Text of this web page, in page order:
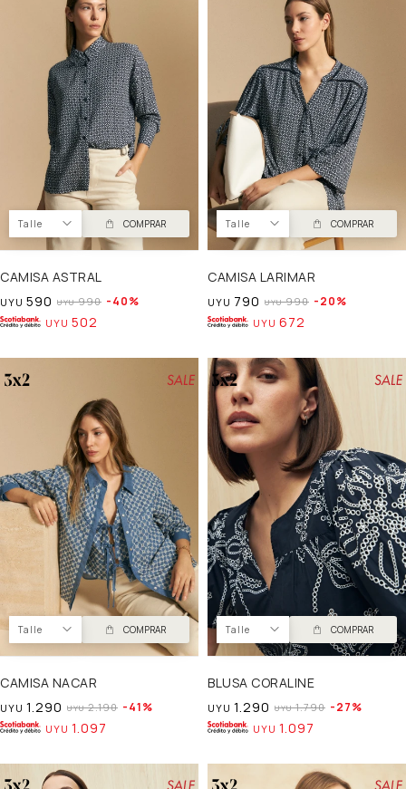
Talle COMPRAR
CAMISA ASTRAL
UYU 590 UYU 990 40
UYU 502
Talle COMPRAR
CAMISA LARIMAR
UYU 790 UYU 990 20
UYU 672
Talle COMPRAR
CAMISA NACAR
UYU 1.290 UYU 2.190 41
UYU 1.097
Talle COMPRAR
BLUSA CORALINE
UYU 1.290 UYU 1.790 27
UYU 1.097